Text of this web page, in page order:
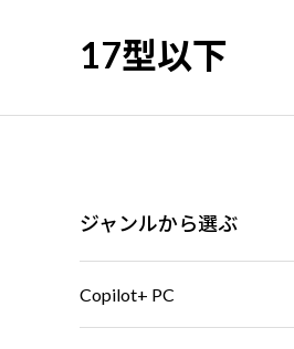
17型以下
ジャンルから選ぶ
Copilot+ PC